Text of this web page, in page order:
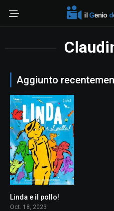
Aggiunto
Linda e il pollo!
Oct. 18, 2023